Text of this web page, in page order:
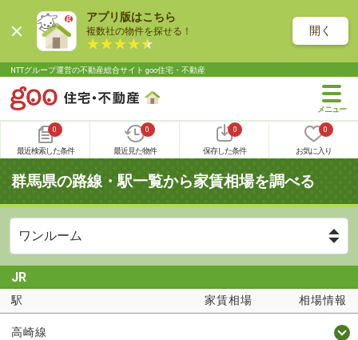
アプリ版はこちら
複数社の物件を探せる！ 開く
NTTグループ運営の不動産総合サイト goo住宅・不動産
0
最近検索した条件
0
最近見た物件
0
保存した条件
0
お気に入り
群馬県の路線・駅一覧から家賃相場を調べる
JR
駅 家賃相場 相場情報
高崎線